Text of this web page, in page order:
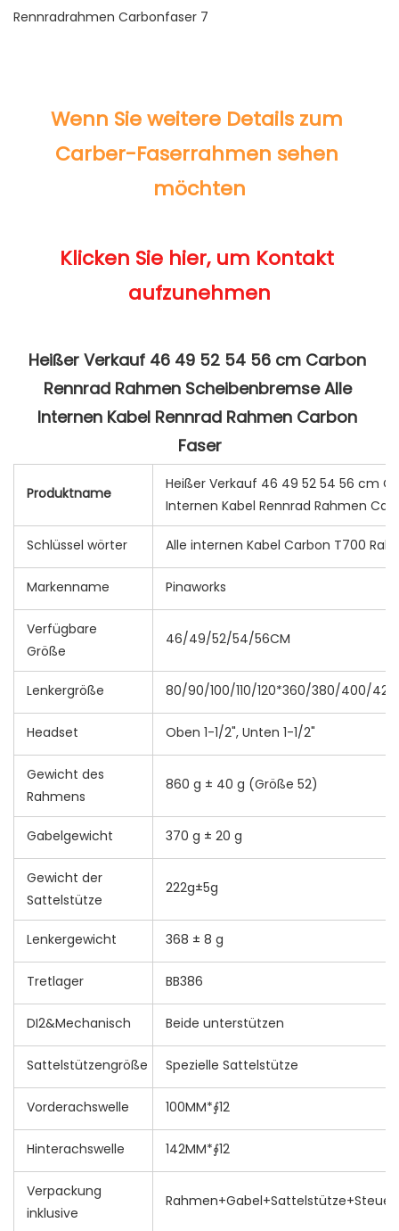
Wenn Sie weitere Details zum
Carber-Faserrahmen sehen
Klicken Sie hier, um Kontakt
Heißer Verkauf 46 49 52 54 56 cm Carbon
Rennrad Rahmen Scheibenbremse Alle
Internen Kabel Rennrad Rahmen Carbon
Faser
Produktname
Heißer Verkauf 46 49 52 54 56 cm
Internen Kabel Rennrad Rahmen
Schlüssel wörter Alle internen Kabel Carbon T700
Markenname Pinaworks
Verfügbare
Größe
46/49/52/54/56CM
Lenkergröße 80/90/100/110/120*360/380/400/
Headset Oben 1-1/2", Unten 1-1/2"
Gewicht des
Rahmens
860 g ± 40 g (Größe 52)
Gabelgewicht 370 g ± 20 g
Gewicht der
Sattelstütze
222g±5g
Lenkergewicht 368 ± 8 g
Tretlager BB386
DI2&Mechanisch Beide unterstützen
Sattelstützengröße Spezielle Sattelstütze
Vorderachswelle 100MM*∮12
Hinterachswelle 142MM*∮12
Verpackung
inklusive